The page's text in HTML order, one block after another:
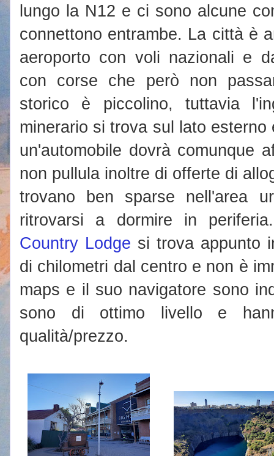
lungo la N12 e ci sono alcune
connettono entrambe. La città è
aeroporto con voli nazionali e
con corse che però non
storico è piccolino, tuttavia
minerario si trova sul lato
un'automobile dovrà comunque
non pullula inoltre di offerte di
trovano ben sparse nell'area
ritrovarsi a dormire in
Country Lodge si trova appunto
di chilometri dal centro e non è
maps e il suo navigatore sono
sono di ottimo livello e
qualità/prezzo.